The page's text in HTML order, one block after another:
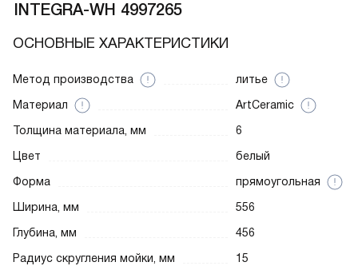
INTEGRA-WH 4997265
ОСНОВНЫЕ ХАРАКТЕРИСТИКИ
Метод производства
литье
Материал
ArtCeramic
Толщина материала, мм
6
Цвет
белый
Форма
прямоугольная
Ширина, мм
556
Глубина, мм
456
Радиус скругления мойки, мм
15